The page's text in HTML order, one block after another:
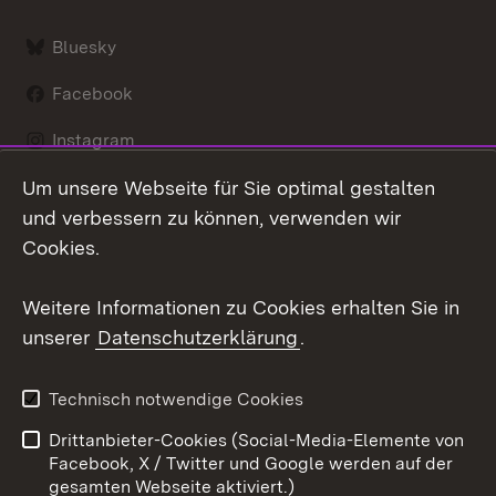
Bluesky
Facebook
Instagram
LinkedIn
Datenschutz
Barrierefreiheit
Impressum
Cookies
Um unsere Webseite für Sie optimal gestalten
und verbessern zu können, verwenden wir
Cookies.
Weitere Informationen zu Cookies erhalten Sie in
unserer Datenschutzerklärung.
Technisch notwendige Cookies
Drittanbieter-Cookies (Social-Media-Elemente von
Facebook, X / Twitter und Google werden auf der
gesamten Webseite aktiviert.)